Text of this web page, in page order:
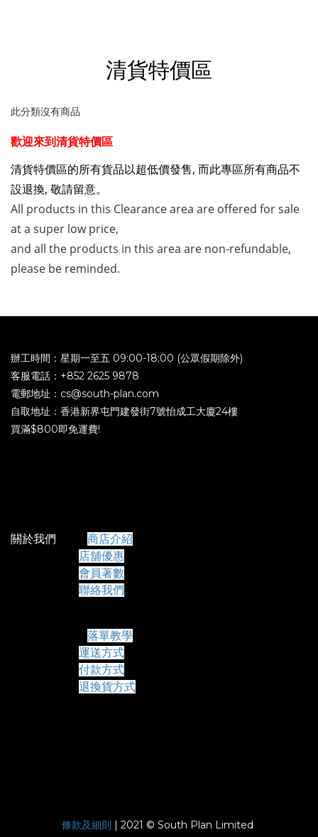
清貨特價區
此分類沒有商品
歡迎來到清貨特價區
清貨特價區的所有貨品以超低價發售, 而此專區所有商品不
設退換, 敬請留意。
All products in this Clearance area are offered for sale
at a super low price,
and all the products in this area are non-refundable,
please be reminded.
辦工時間：星期一至五 09:00-18:00 (公眾假期除外)
客服電話：+852 2625 9878
電郵地址：cs@south-plan.com
自取地址：香港新界屯門建發街7號怡成工大廈24樓
買滿$800即免運費!
關於我們 商店介紹
店舖優惠
會員著數
聯絡我們
落單教學
運送方式
付款方式
退換貨方式
條款及細則 | 2021 © South Plan Limited